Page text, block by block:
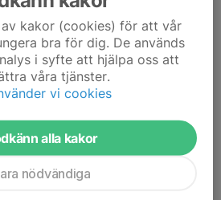
av Daniel Bates som har tränat
i 9 tävlingar där bland annat EM
kakor (cookies) för att vår
bra för dig. De används
i syfte att hjälpa oss att
våra tjänster.
vi cookies
alla kakor
nödvändiga